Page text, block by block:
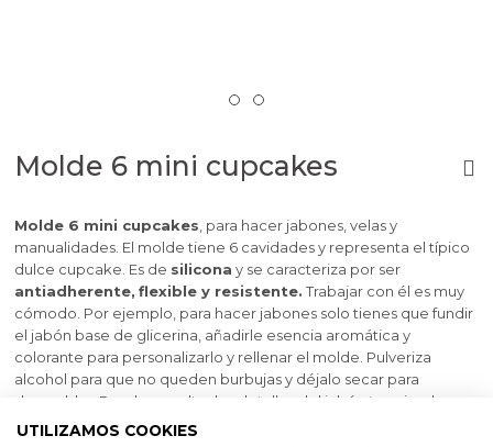
Molde 6 mini cupcakes
Molde 6 mini cupcakes , para hacer jabones, velas y
manualidades. El molde tiene 6 cavidades y representa el típico
dulce cupcake. Es de silicona y se caracteriza por ser
antiadherente, flexible y resistente.Trabajar con él es muy
cómodo. Por ejemplo, para hacer jabones solo tienes que fundir
el jabón base de glicerina, añadirle esencia aromática y
colorante para personalizarlo y rellenar el molde. Pulveriza
alcohol para que no queden burbujas y déjalo secar para
desmoldar. Puedes resaltar los detalles del jabón terminado con
mica o nuestras pinturas especiales para jabón. Este molde
UTILIZAMOS COOKIES